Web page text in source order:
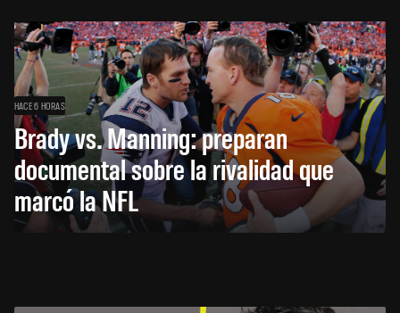
HACE 6 HORAS
Brady vs. Manning: preparan
documental sobre la rivalidad que
marcó la NFL